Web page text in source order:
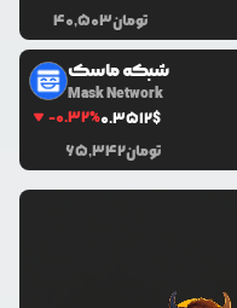
40,503تومان
شبکه ماسک
Mask Network
-0.32%0.3512$
65,342تومان